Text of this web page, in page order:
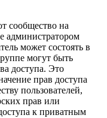
сообщество на
администратором
может состоять в
могут быть
доступа. Это
прав доступа
пользователей,
прав или
к приватным